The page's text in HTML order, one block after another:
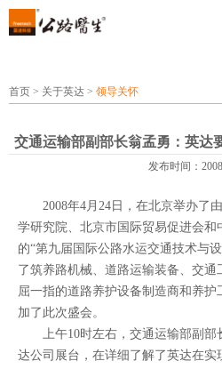
首页 > 关于英达 > 领导关怀
交通运输部副部长翁孟勇：英达
发布时间：
2008年4月24日，在北京举办了
学研究院、北京市国际贸易促进会和
的“第九届国际公路水运交通技术与
了筑养路机械、道路运输装备、交
屈一指的道路养护设备制造商和养
加了此次盛会。
上午10时左右，交通运输部副部
达公司展台，在详细了解了英达在实